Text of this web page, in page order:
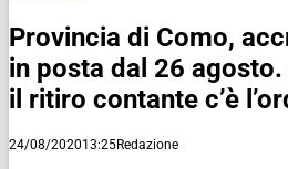
Provincia di Como,
in posta dal 26
il ritiro contante c’è
24/08/202013:25Redazione